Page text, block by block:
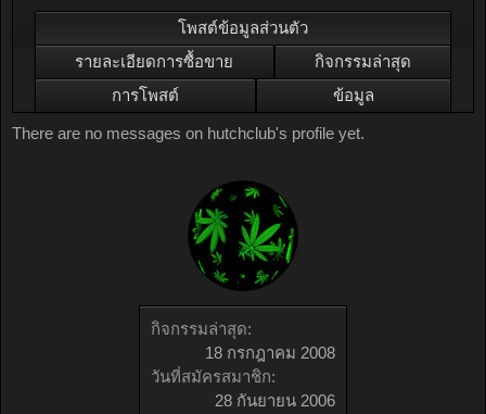
กิจกรรมล่าสุด:
18 กรกฎาคม 2008
วันที่สมัครสมาชิก:
28 กันยายน 2006
โพสต์ข้อมูลส่วนตัว
รายละเอียดการซื้อขาย
กิจกรรมล่าสุด
การโพสต์
ข้อมูล
There are no messages on hutchclub's profile yet.